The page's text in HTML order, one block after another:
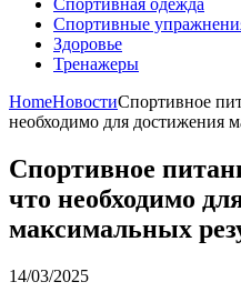
Спортивные
Здоровье
Тренажеры
HomeНовостиСпортивное
необходимо для достижения
Спортивное
что необходимо
максимальных
14/03/2025